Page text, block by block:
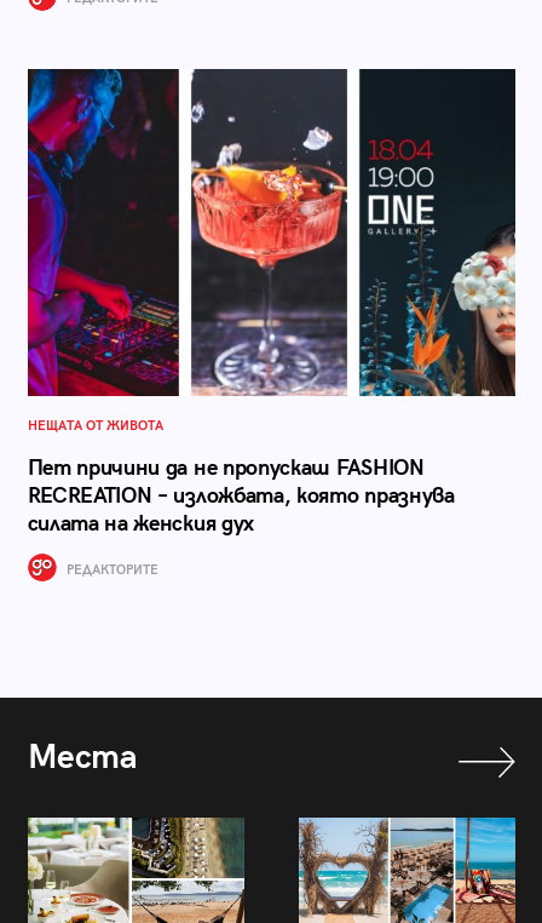
НЕЩАТА ОТ ЖИВОТА
Пет причини да не пропускаш FASHION
RECREATION – изложбата, която празнува
силата на женския дух
РЕДАКТОРИТЕ
Места